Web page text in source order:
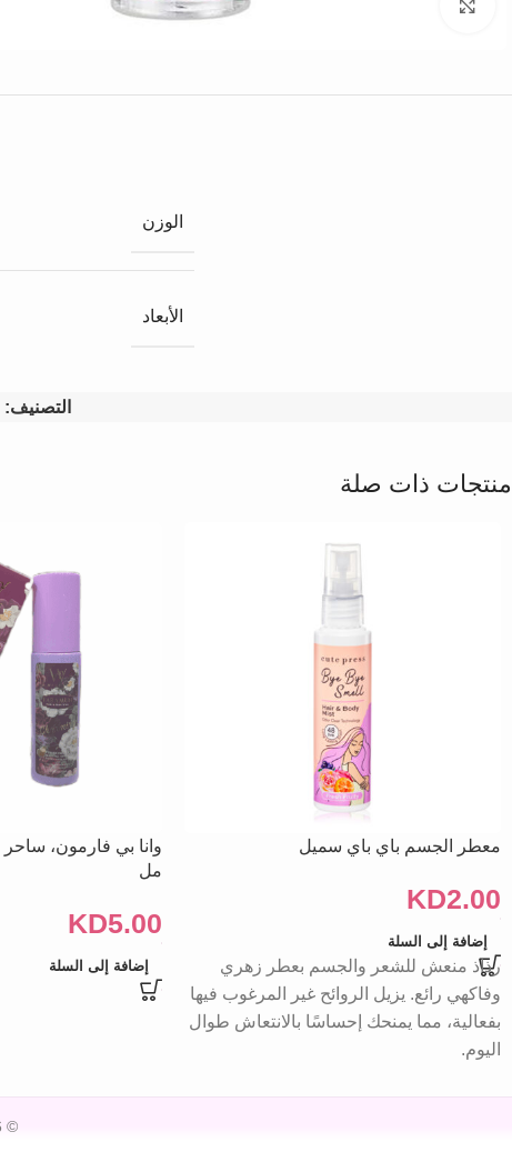
الوزن
الأبعاد
التصنيف:
منتجات ذات صلة
معطر الجسم باي باي سميل
KD2.00
إضافة إلى السلة
رذاذ منعش للشعر والجسم بعطر زهري
وفاكهي رائع. يزيل الروائح غير المرغوب فيها
بفعالية، مما يمنحك إحساسًا بالانتعاش طوال
اليوم.
مل
KD5.00
إضافة إلى السلة
© 2026